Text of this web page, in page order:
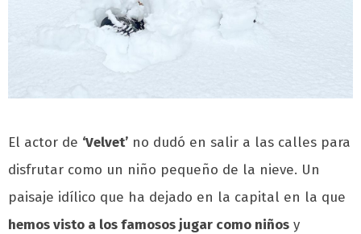
El actor de ‘Velvet’ no dudó en salir a las calles para
disfrutar como un niño pequeño de la nieve. Un
paisaje idílico que ha dejado en la capital en la que
hemos visto a los famosos jugar como niños y